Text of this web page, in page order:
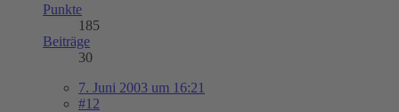
Punkte
185
Beiträge
30
7. Juni 2003 um 16:21
#12